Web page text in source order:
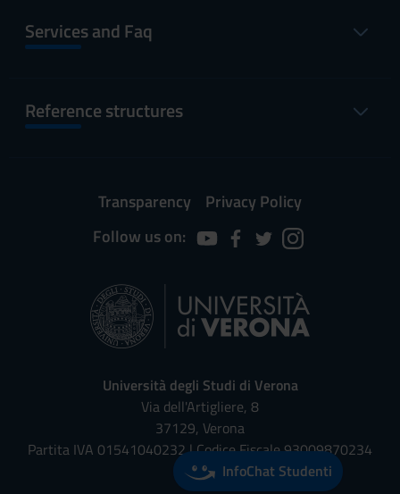
Services and Faq
Reference structures
Transparency
Privacy Policy
Follow us on:
Università degli Studi di Verona
Via dell'Artigliere, 8
37129, Verona
Partita IVA 01541040232 | Codice Fiscale 93009870234
InfoChat Studenti